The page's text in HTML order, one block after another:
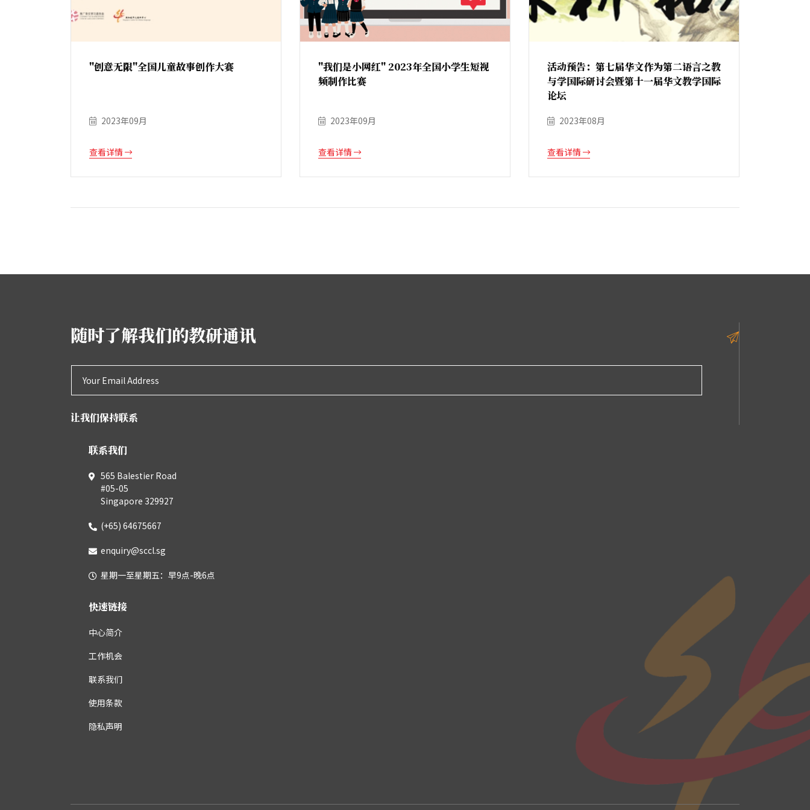
"创意无限"全国儿童故事创作大赛
2023年09月
查看详情
"我们是小网红" 2023年全国小学生短视
频制作比赛
2023年09月
查看详情
活动预告：第七届华文作为第二语言之教
与学国际研讨会暨第十一届华文教学国际
论坛
2023年08月
查看详情
随时了解我们的教研通讯
让我们保持联系
联系我们
565 Balestier Road
#05-05
Singapore 329927
(+65) 64675667
enquiry@sccl.sg
星期一至星期五：早9点-晚6点
快速链接
中心简介
工作机会
联系我们
使用条款
隐私声明